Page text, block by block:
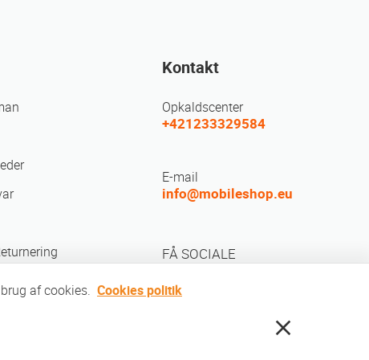
Kontakt
Opkaldscenter
+421233329584
E-mail
info@mobileshop.eu
FÅ SOCIALE
af cookies. Cookies politik